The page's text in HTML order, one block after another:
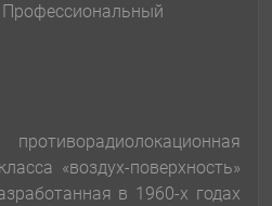
«воздух-поверхность»
в 1960-х годах